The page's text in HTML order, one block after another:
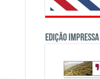
Edição Impressa